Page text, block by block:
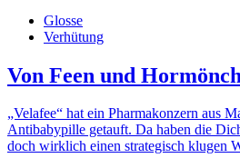
Glosse
Verhütung
Von Feen und
„Velafee“ hat ein Pharmakonzern aus
Antibabypille getauft. Da haben die
doch wirklich einen strategisch klugen